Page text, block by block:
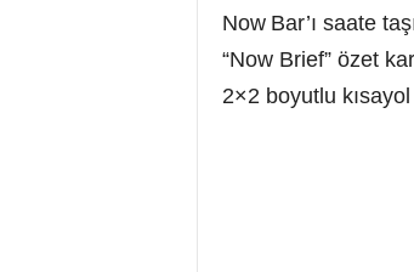
Now Bar’ı saate
“Now Brief” özet
2×2 boyutlu